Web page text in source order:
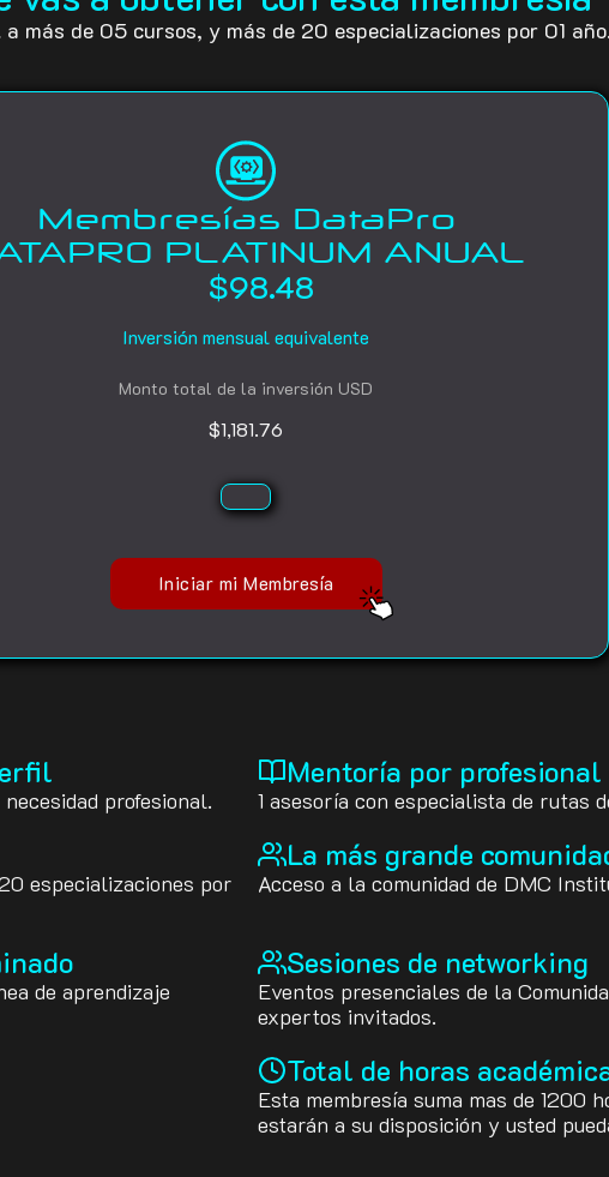
más de 05 cursos, y más de 20 especializaciones por 01 año.
Membresías DataPro
PLATINUM ANUAL
$98.48
Inversión mensual equivalente
Monto total de la inversión USD
$1,181.76
Iniciar mi Membresía
profesional.
Mentoría por
1 asesoría con especialista de rutas
especializaciones por
La más grande
Acceso a la comunidad de DMC
de aprendizaje
Sesiones de networking
Eventos presenciales de la
expertos invitados.
Total de horas
Esta membresía suma mas de 1200
estarán a su disposición y usted